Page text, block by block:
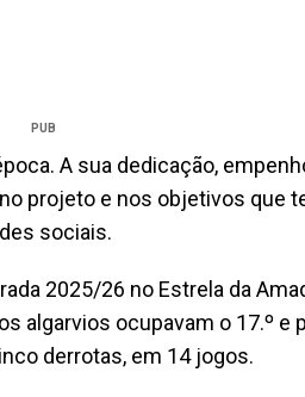
PUB
A sua dedicação,
projeto e nos objetivos que
sociais.
2025/26 no Estrela da
algarvios ocupavam o 17.º e
derrotas, em 14 jogos.